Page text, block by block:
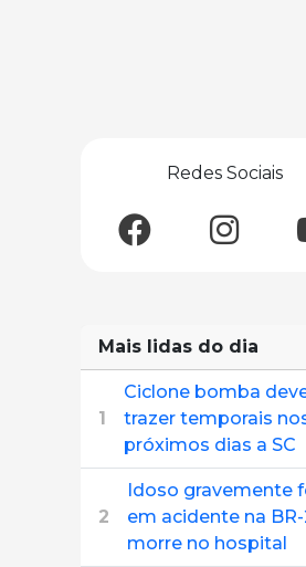
Redes Sociais
Mais lidas do dia
1
Ciclone bomba
trazer temporais
próximos dias a SC
2
Idoso gravemente
em acidente na
morre no hospital